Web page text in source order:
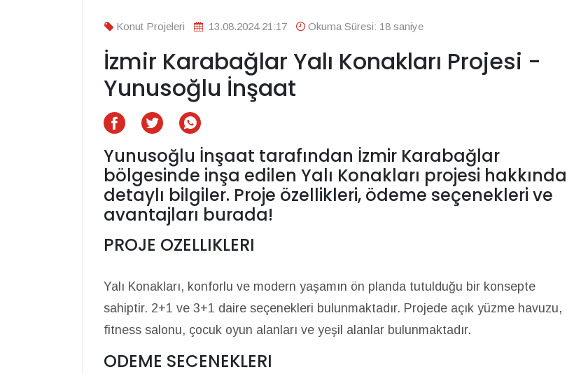
Konut Projeleri 13.08.2024 21:17 Okuma Süresi: 18 saniye
İzmir Karabağlar Yalı Konakları Projesi -
Yunusoğlu İnşaat
Yunusoğlu İnşaat tarafından İzmir Karabağlar
bölgesinde inşa edilen Yalı Konakları projesi hakkında
detaylı bilgiler. Proje özellikleri, ödeme seçenekleri ve
avantajları burada!
PROJE OZELLIKLERI
Yalı Konakları, konforlu ve modern yaşamın ön planda tutulduğu bir konsepte
sahiptir. 2+1 ve 3+1 daire seçenekleri bulunmaktadır. Projede açık yüzme havuzu,
fitness salonu, çocuk oyun alanları ve yeşil alanlar bulunmaktadır.
ODEME SECENEKLERI